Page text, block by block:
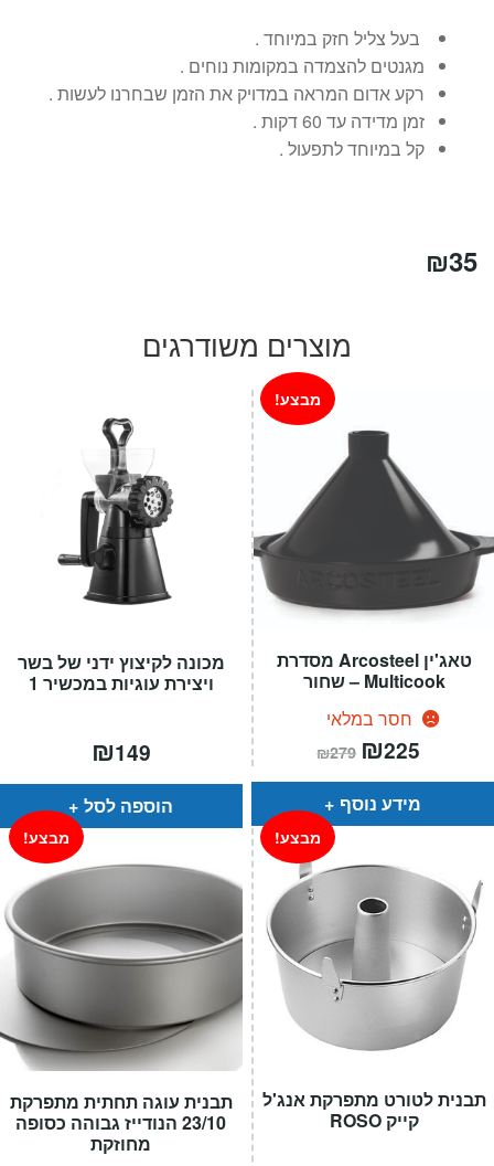
בעל צליל חזק במיוחד .
מגנטים להצמדה במקומות נוחים .
רקע אדום המראה במדויק את הזמן שבחרנו לעשות .
זמן מדידה עד 60 דקות .
קל במיוחד לתפעול .
₪35
מוצרים משודרגים
מכונה לקיצוץ ידני של בשר
ויצירת עוגיות במכשיר 1
₪149
הוספה לסל
טאג'ין Arcosteel מסדרת
Multicook – שחור
חסר במלאי
מבצע!
₪279 המחיר
המקורי
היה:
₪279.
₪225
הוא:
מידע נוסף
תבנית עוגה תחתית מתפרקת
23/10 הנודייז גבוהה כסופה
מחוזקת
מבצע!
תבנית לטורט מתפרקת אנג'ל
קייק ROSO
מבצע!